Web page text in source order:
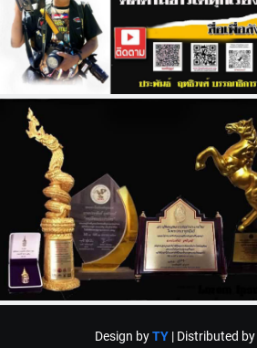
Design byTY | Distributed by